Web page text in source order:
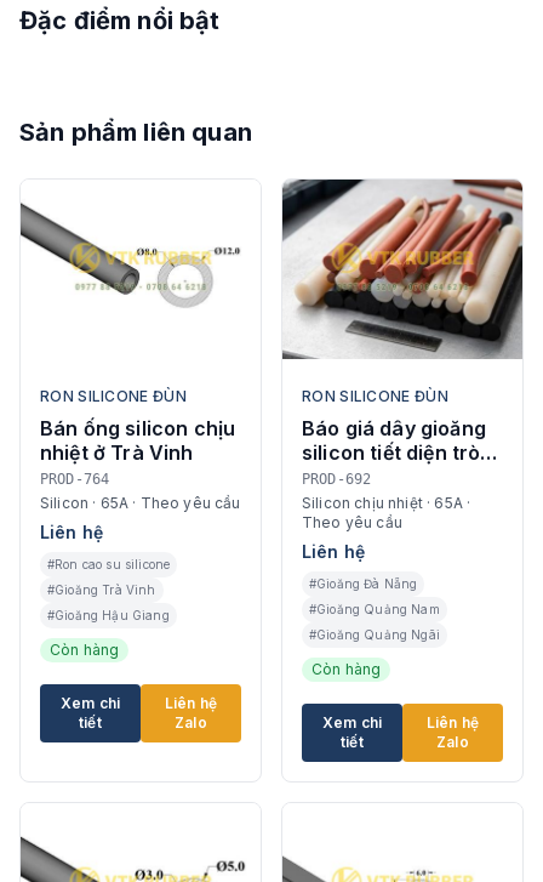
Đặc điểm nổi bật
Sản phẩm liên quan
RON SILICONE ĐÙN
Bán ống silicon chịu
nhiệt ở Trà Vinh
PROD-764
Silicon · 65A · Theo yêu cầu
Liên hệ
#Ron cao su silicone
#Gioăng Trà Vinh
#Gioăng Hậu Giang
Còn hàng
Xem chi
tiết
Liên hệ
Zalo
RON SILICONE ĐÙN
Báo giá dây gioăng
silicon tiết diện tròn
màu đỏ ở Quảng
Ngãi
PROD-692
Silicon chịu nhiệt · 65A ·
Theo yêu cầu
Liên hệ
#Gioăng Đà Nẵng
#Gioăng Quảng Nam
#Gioăng Quảng Ngãi
Còn hàng
Xem chi
tiết
Liên hệ
Zalo